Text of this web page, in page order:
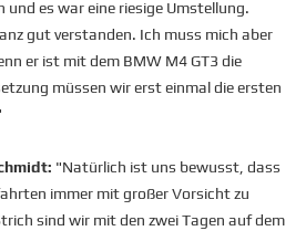
und es war eine riesige Umstellung.
gut verstanden. Ich muss mich aber
er ist mit dem BMW M4 GT3 die
müssen wir erst einmal die ersten
"Natürlich ist uns bewusst, dass
immer mit großer Vorsicht zu
sind wir mit den zwei Tagen auf dem